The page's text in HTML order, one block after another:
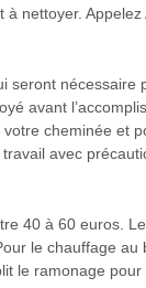
nettoyer. Appelez
seront
avant
cheminée et
avec
40 à 60 euros.
le chauffage
le ramonage